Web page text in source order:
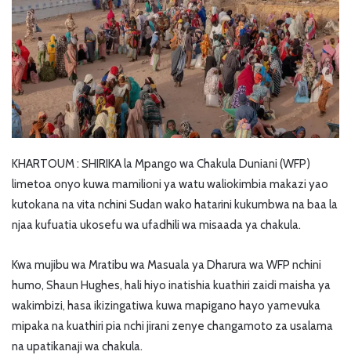
KHARTOUM : SHIRIKA la Mpango wa Chakula Duniani (WFP)
limetoa onyo kuwa mamilioni ya watu waliokimbia makazi yao
kutokana na vita nchini Sudan wako hatarini kukumbwa na baa la
njaa kufuatia ukosefu wa ufadhili wa misaada ya chakula.
Kwa mujibu wa Mratibu wa Masuala ya Dharura wa WFP nchini
humo, Shaun Hughes, hali hiyo inatishia kuathiri zaidi maisha ya
wakimbizi, hasa ikizingatiwa kuwa mapigano hayo yamevuka
mipaka na kuathiri pia nchi jirani zenye changamoto za usalama
na upatikanaji wa chakula.